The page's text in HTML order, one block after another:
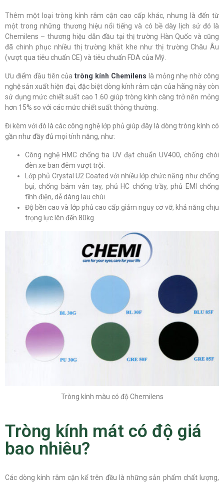
Thêm một loại tròng kính râm cận cao cấp khác, nhưng là đến từ
một trong những thương hiệu nổi tiếng và có bề dày lịch sử đó là
Chemilens – thương hiệu dẫn đầu tại thị trường Hàn Quốc và cũng
đã chinh phục nhiều thị trường khắt khe như thị trường Châu Âu
(vượt qua tiêu chuẩn CE) và tiêu chuẩn FDA của Mỹ.
Ưu điểm đầu tiên củatròng kính Chemilens là mỏng nhẹ nhờ công
nghệ sản xuất hiện đại, đặc biệt dòng kính râm cận của hãng này còn
sử dụng mức chiết suất cao 1.60 giúp tròng kính càng trở nên mỏng
hơn 15% so với các mức chiết suất thông thường.
Đi kèm với đó là các công nghệ lớp phủ giúp đây là dòng tròng kính có
gần như đầy đủ mọi tính năng, như:
Công nghệ HMC chống tia UV đạt chuẩn UV400, chống chói
đèn xe ban đêm vượt trội.
Lớp phủ Crystal U2 Coated với nhiều lớp chức năng như chống
bụi, chống bám vân tay, phủ HC chống trầy, phủ EMI chống
tĩnh điện, dễ dàng lau chùi.
Độ bền cao và lớp phủ cao cấp giảm nguy cơ vỡ, khả năng chịu
trọng lực lên đến 80kg.
Tròng kính màu có độ Chemilens
Tròng kính mát có độ giá
bao nhiêu?
Các dòng kính râm cận kể trên đều là những sản phẩm chất lượng,